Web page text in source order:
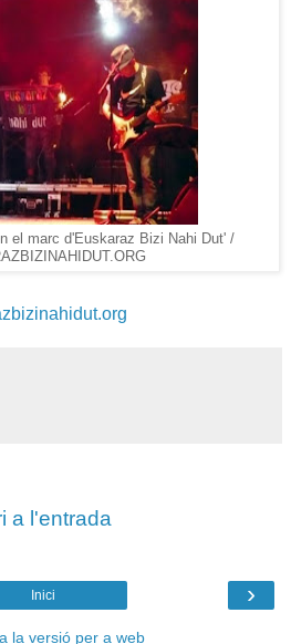
el marc d'Euskaraz Bizi Nahi Dut' /
a l'entrada
›
Inici
la versió per a web